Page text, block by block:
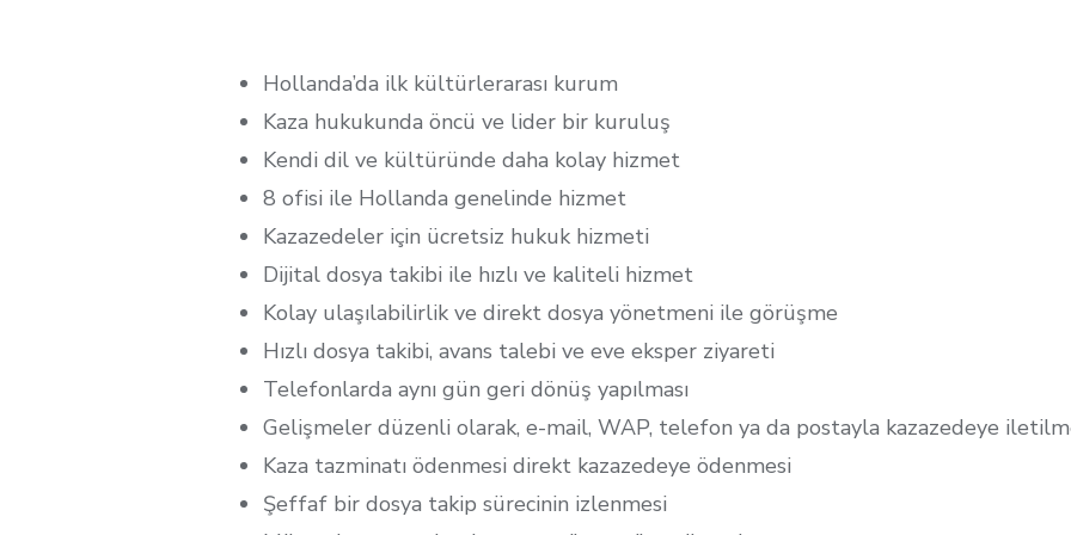
Hollanda’da ilk kültürlerarası kurum
Kaza hukukunda öncü ve lider bir kuruluş
Kendi dil ve kültüründe daha kolay hizmet
8 ofisi ile Hollanda genelinde hizmet
Kazazedeler için ücretsiz hukuk hizmeti
Dijital dosya takibi ile hızlı ve kaliteli hizmet
Kolay ulaşılabilirlik ve direkt dosya yönetmeni ile görüşme
Hızlı dosya takibi, avans talebi ve eve eksper ziyareti
Telefonlarda aynı gün geri dönüş yapılması
Gelişmeler düzenli olarak, e-mail, WAP, telefon ya da postayla kazazedeye
Kaza tazminatı ödenmesi direkt kazazedeye ödenmesi
Şeffaf bir dosya takip sürecinin izlenmesi